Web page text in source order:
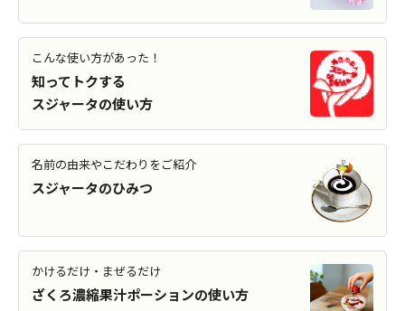
こんな使い方があった！
知ってトクする
スジャータの使い方
名前の由来やこだわりをご紹介
スジャータのひみつ
かけるだけ・まぜるだけ
ざくろ濃縮果汁ポーションの使い方